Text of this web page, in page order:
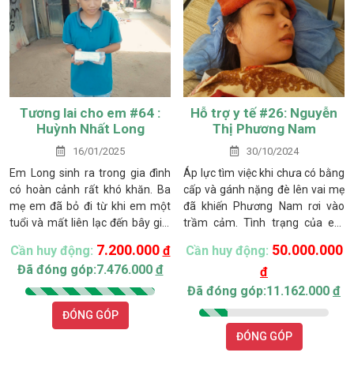
Tương lai cho em #64 :
Huỳnh Nhất Long
16/01/2025
Em Long sinh ra trong gia đình
có hoàn cảnh rất khó khăn. Ba
mẹ em đã bỏ đi từ khi em một
tuổi và mất liên lạc đến bây giờ.
ngoại, cậu út và em. Người cậu
út thường xuyên đi làm thuê xa
nhà và làm chỉ đủ nuôi sống bản
thân nên không giúp được gì cho
Cần huy động: 7.200.000 đ
Đã đóng góp:7.476.000 đ
ĐÓNG GÓP
Hỗ trợ y tế #26: Nguyễn
Thị Phương Nam
30/10/2024
Áp lực tìm việc khi chưa có bằng
cấp và gánh nặng đè lên vai mẹ
đã khiến Phương Nam rơi vào
trầm cảm. Tình trạng của em
kiểm soát được hành động của
mình. Gần đây, Nam thường
xuyên phát cuồng, tự làm tổn
hiểm cho người xung quanh.
Trước tình hình nghiêm trọng,
Cần huy động: 50.000.000
đ
Đã đóng góp:11.162.000 đ
ĐÓNG GÓP